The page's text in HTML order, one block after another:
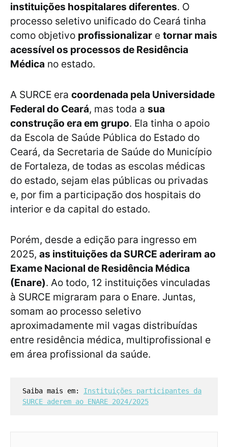
instituições hospitalares diferentes. O
processo seletivo unificado do Ceará tinha
como objetivo profissionalizar e tornar mais
acessível os processos de Residência
Médica no estado.
A SURCE era coordenada pela Universidade
Federal do Ceará, mas toda a sua
construção era em grupo. Ela tinha o apoio
da Escola de Saúde Pública do Estado do
Ceará, da Secretaria de Saúde do Município
de Fortaleza, de todas as escolas médicas
do estado, sejam elas públicas ou privadas
e, por fim a participação dos hospitais do
interior e da capital do estado.
Porém, desde a edição para ingresso em
2025, as instituições da SURCE aderiram ao
Exame Nacional de Residência Médica
(Enare). Ao todo, 12 instituições vinculadas
à SURCE migraram para o Enare. Juntas,
somam ao processo seletivo
aproximadamente mil vagas distribuídas
entre residência médica, multiprofissional e
em área profissional da saúde.
Saiba mais em: Instituições participantes da
SURCE aderem ao ENARE 2024/2025